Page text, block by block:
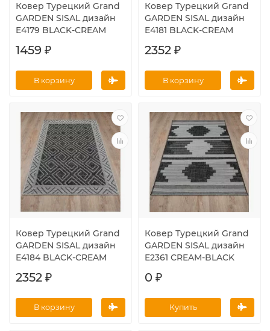
Ковер Турецкий Grand
GARDEN SISAL дизайн
E4179 BLACK-CREAM
1459 ₽
В корзину
Ковер Турецкий Grand
GARDEN SISAL дизайн
E4181 BLACK-CREAM
2352 ₽
В корзину
Ковер Турецкий Grand
GARDEN SISAL дизайн
E4184 BLACK-CREAM
2352 ₽
В корзину
Ковер Турецкий Grand
GARDEN SISAL дизайн
E2361 CREAM-BLACK
0 ₽
Купить